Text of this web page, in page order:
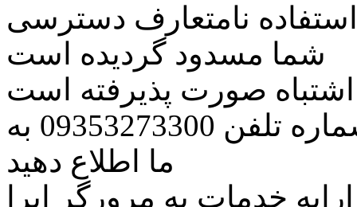
نامتعارف دسترسی
شما مسدود گردیده است
اشتباه صورت پذیرفته است
مراتب این مسئله را از طریق شماره تلفن 09353273300 به
ما اطلاع دهید
خدمات به مرورگر اپرا